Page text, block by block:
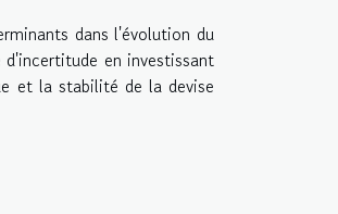
dans l'évolution du
en investissant
et la stabilité de la devise